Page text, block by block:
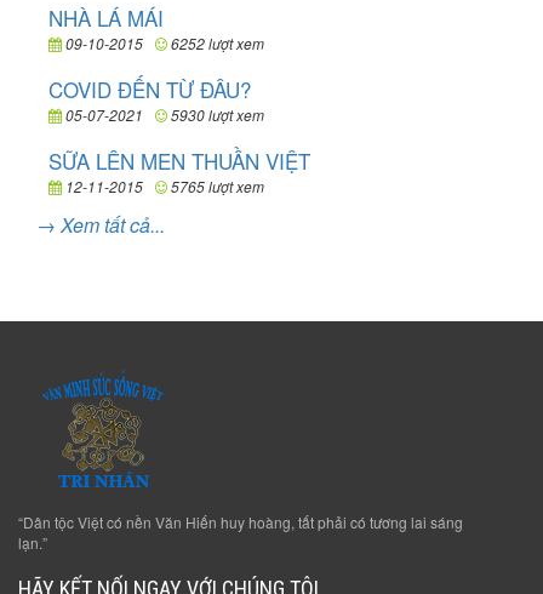
NHÀ LÁ MÁI
09-10-2015 6252 lượt xem
COVID ĐẾN TỪ ĐÂU?
05-07-2021 5930 lượt xem
SỮA LÊN MEN THUẦN VIỆT
12-11-2015 5765 lượt xem
→ Xem tất cả...
“Dân tộc Việt có nền Văn Hiến huy hoàng, tất phải có tương lai sáng
lạn.”
HÃY KẾT NỐI NGAY VỚI CHÚNG TÔI